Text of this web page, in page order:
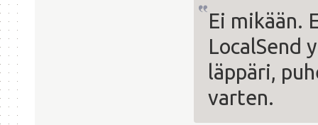
Ei mikään.
LocalSend
läppäri,
varten.